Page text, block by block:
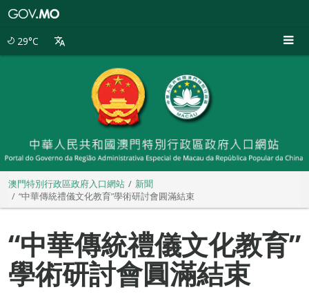
29°C
澳門特別行政區政府入口網站
新聞
“中華傳統禮儀文化教育”學術研討會圓滿結束
“中華傳統禮儀文化教育”
學術研討會圓滿結束